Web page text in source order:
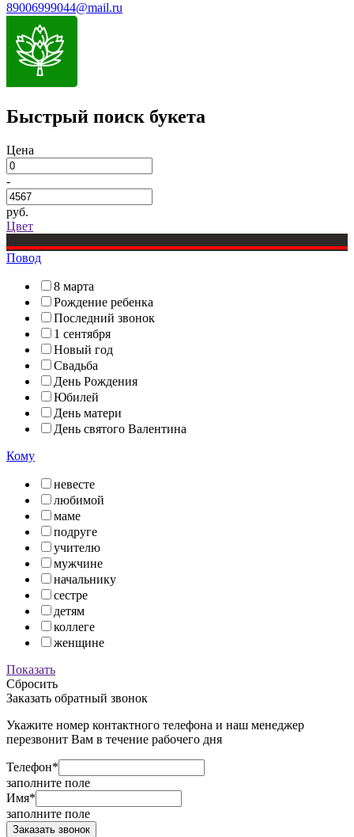
89006999044@mail.ru
Быстрый поиск букета
Цена
-
руб.
Цвет
Повод
8 марта
Рождение ребенка
Последний звонок
1 сентября
Новый год
Свадьба
День Рождения
Юбилей
День матери
День святого Валентина
Кому
невесте
любимой
маме
подруге
учителю
мужчине
начальнику
сестре
детям
коллеге
женщине
Показать
Сбросить
Заказать обратный звонок
Укажите номер контактного телефона и наш менеджер
перезвонит Вам в течение рабочего дня
Телефон*
заполните поле
Имя*
заполните поле